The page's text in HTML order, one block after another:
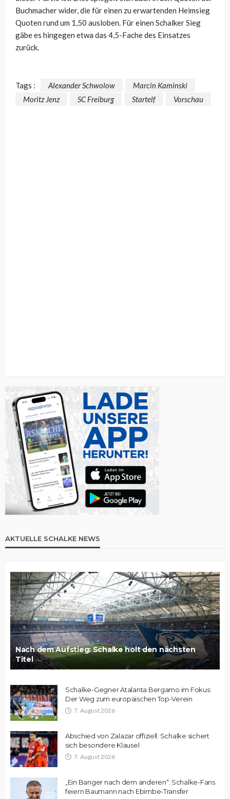
Buchmacher wider, die für einen zu erwartenden Heimsieg
Quoten rund um 1,50 ausloben. Für einen Schalker Sieg
gäbe es hingegen etwa das 4,5-Fache des Einsatzes
zurück.
Tags : Alexander Schwolow
Marcin Kaminski
Moritz Jenz
SC Freiburg Startelf Vorschau
AKTUELLE SCHALKE NEWS
Nach dem Aufstieg: Schalke holt den nächsten
Titel
Schalke-Gegner Atalanta Bergamo im Fokus:
Der Weg zum europäischen Top-Verein
7. August 2026
Abschied von Zalazar offiziell: Schalke sichert
sich besondere Klausel
7. August 2026
„Ein Banger nach dem anderen“: Schalke-Fans
feiern Baumann nach Ebimbe-Transfer